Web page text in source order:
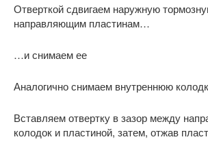
Отверткой сдвигаем наружную
направляющим пластинам…
…и снимаем ее
Аналогично снимаем внутреннюю
Вставляем отвертку в зазор между
колодок и пластиной, затем, отжав